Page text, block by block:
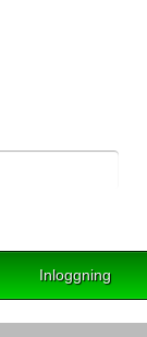
Inloggning